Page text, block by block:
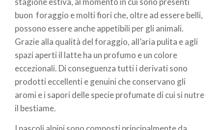
buon foraggio e molti fiori che, oltre ad essere belli,
possono essere anche appetibili per gli animali.
Grazie alla qualità del foraggio, all’aria pulita e agli
spazi aperti il latte ha un profumo e un colore
eccezionali. Di conseguenza tutti i derivati sono
prodotti eccellenti e genuini che conservano gli
aromi e i sapori delle specie profumate di cui si nutre
il bestiame.